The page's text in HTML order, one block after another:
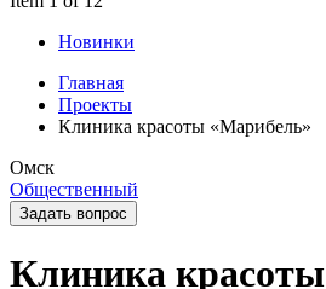
Новинки
Главная
Проекты
Клиника красоты «Марибель»
Омск
Общественный
Задать вопрос
Клиника красоты